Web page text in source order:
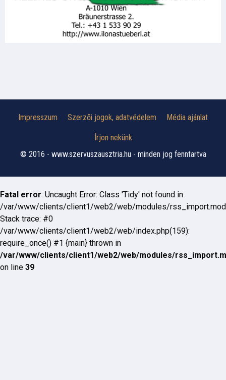
Impresszum Szerzői jogok, adatvédelem Média ajánlat
Írjon nekünk
© 2016 - www.szervuszausztria.hu - minden jog fenntartva
Fatal error: Uncaught Error: Class 'Tidy' not found in
/var/www/clients/client1/web2/web/modules/
Stack trace: #0
/var/www/clients/client1/web2/web/index.php(159):
require_once() #1 {main} thrown in
/var/www/clients/client1/web2/web/modules/
on line 39